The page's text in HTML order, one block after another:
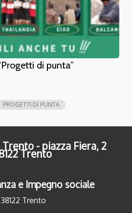
di punta”
PROGETTI DI PUNTA
- piazza Fiera, 2
Trento
e Impegno sociale
Trento